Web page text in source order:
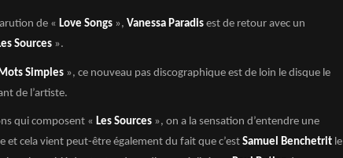
de « Love Songs », Vanessa Paradis est de retour avec un
Sources ».
Simples », ce nouveau pas discographique est de loin le disque le
de l’artiste.
qui composent « Les Sources », on a la sensation d’entendre une
et cela vient peut-être également du fait que c’est Samuel Benchetrit le